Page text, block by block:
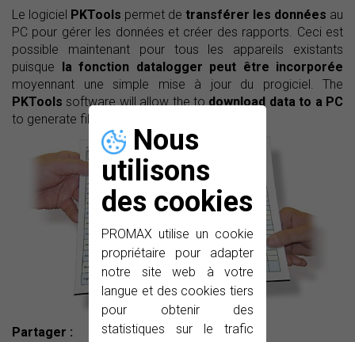
Nous
utilisons
des cookies
PROMAX utilise un cookie
propriétaire pour adapter
notre site web à votre
langue et des cookies tiers
pour obtenir des
statistiques sur le trafic
Le logiciel PKTools permet de transférer les données au
PC pour gérer les données et créer des rapports. Ceci est
possible maintenant pour tous les appareils existants
puisque la fonction datalogger peut être incorporée
moyennant une simple mise à jour du progiciel. The
PKTools software will allow the to download data to a PC
to generate files and reports.
Partager :